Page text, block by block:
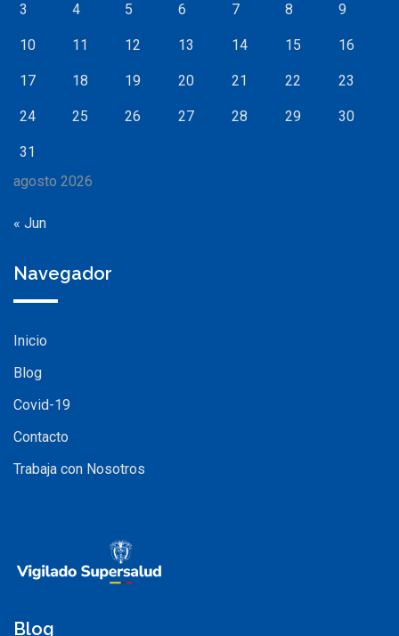
agosto 2026
3 4 5 6 7 8 9
10 11 12 13 14 15 16
17 18 19 20 21 22 23
24 25 26 27 28 29 30
31
« Jun
Navegador
Inicio
Blog
Covid-19
Contacto
Trabaja con Nosotros
Blog